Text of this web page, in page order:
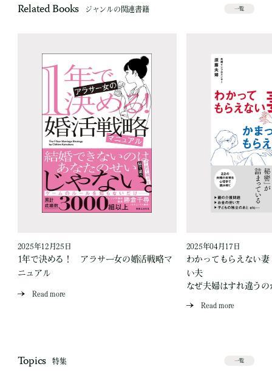
Related Books ジャンルの関連書籍 一覧
2025年12月25日
1年で決める！ アラサー女の婚活戦略マ
ニュアル
Read more
2025年04月17日
わかってもらえない
い夫
なぜ夫婦はすれ違うの
Read more
Topics 特集 一覧